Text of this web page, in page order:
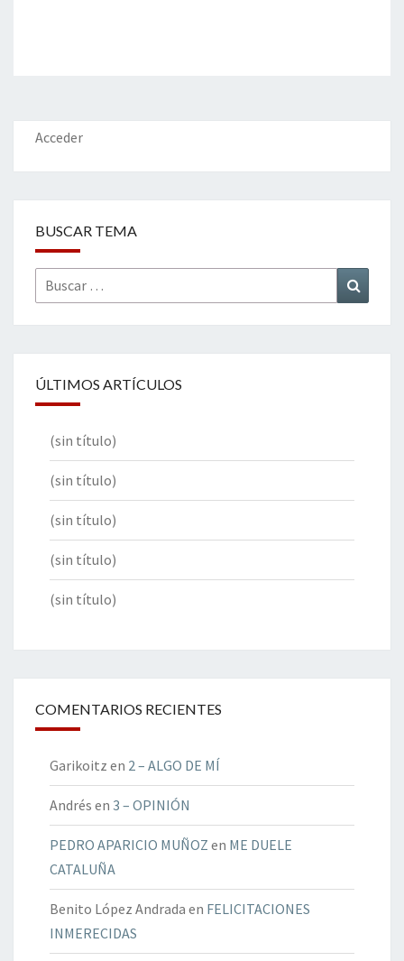
Acceder
BUSCAR TEMA
Buscar
por:
ÚLTIMOS ARTÍCULOS
(sin título)
(sin título)
(sin título)
(sin título)
(sin título)
COMENTARIOS RECIENTES
Garikoitz en 2 – ALGO DE MÍ
Andrés en 3 – OPINIÓN
PEDRO APARICIO MUÑOZ en ME DUELE
CATALUÑA
Benito López Andrada en FELICITACIONES
INMERECIDAS